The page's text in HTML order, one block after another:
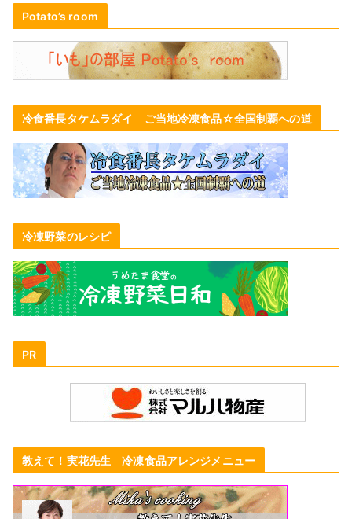
Potato’s room
冷食番長タケムラダイ ご当地冷凍食品☆全国制覇への道
冷凍野菜のレシピ
PR
教えて！実花先生 冷凍食品アレンジメニュー